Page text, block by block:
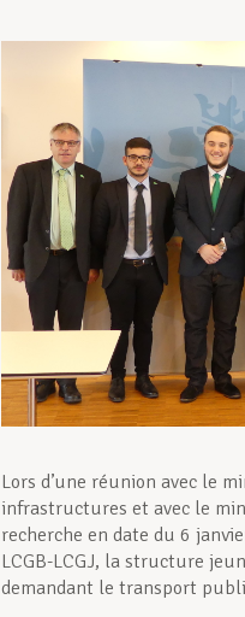
Lors d’une réunion avec le
infrastructures et avec le
recherche en date du 6
LCGB-LCGJ, la structure
demandant le transport